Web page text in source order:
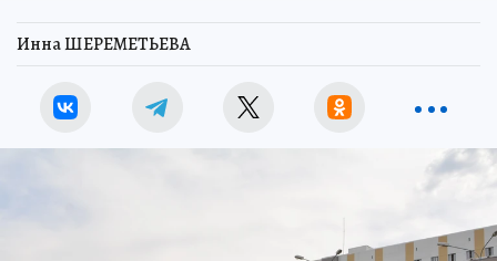
Инна ШЕРЕМЕТЬЕВА